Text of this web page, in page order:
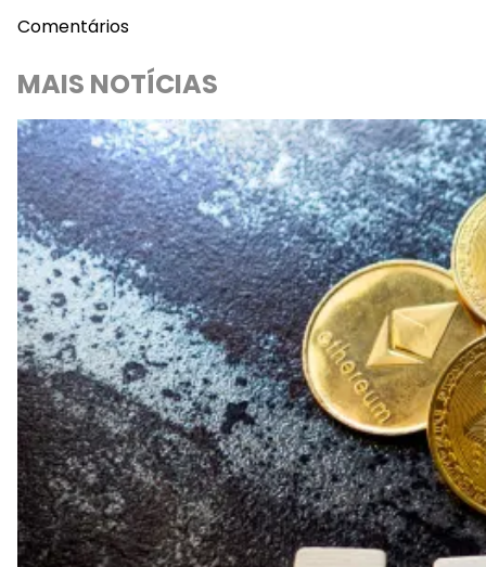
Comentários
MAIS NOTÍCIAS